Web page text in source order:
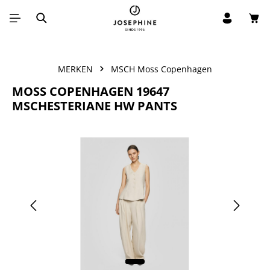
Ga naar de hoofdinhoud
MERKEN MSCH Moss Copenhagen
MOSS COPENHAGEN 19647
MSCHESTERIANE HW PANTS